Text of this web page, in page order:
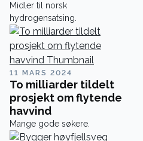
Midler til norsk
hydrogensatsing.
11 MARS 2024
To milliarder tildelt
prosjekt om flytende
havvind
Mange gode søkere.